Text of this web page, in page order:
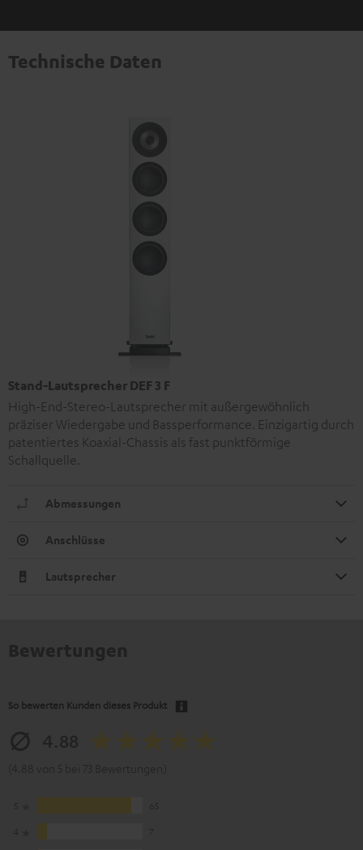
Technische Daten
Stand-Lautsprecher DEF 3 F
High-End-Stereo-Lautsprecher mit außergewöhnlich
präziser Wiedergabe und Bassperformance. Einzigartig durch
patentiertes Koaxial-Chassis als fast punktförmige
Schallquelle.
Abmessungen
Anschlüsse
Lautsprecher
So bewerten Kunden dieses Produkt